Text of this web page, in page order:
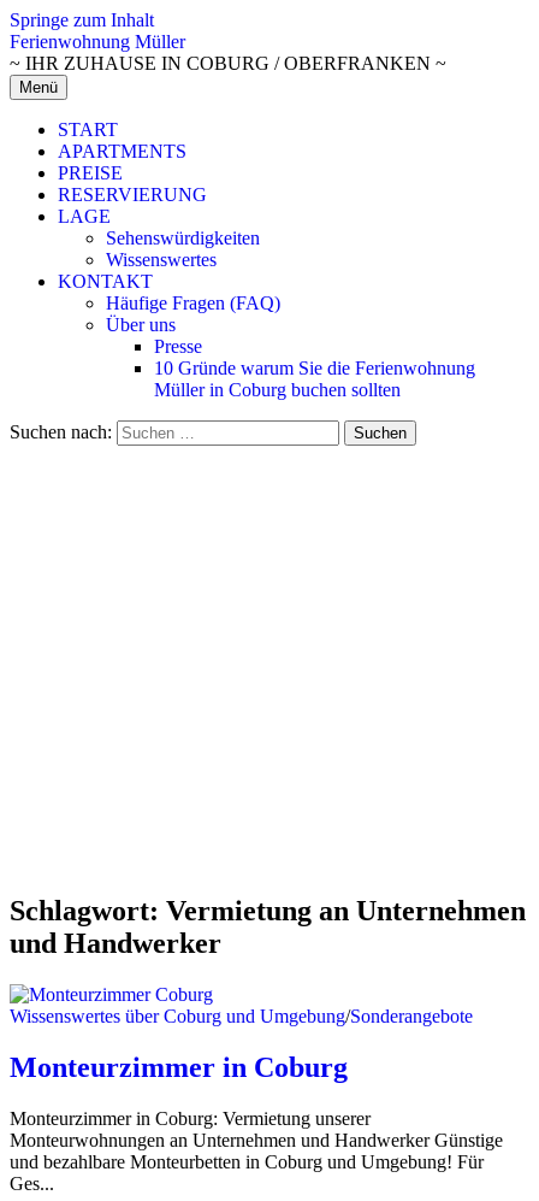
Springe zum Inhalt
Ferienwohnung Müller
~ IHR ZUHAUSE IN COBURG / OBERFRANKEN ~
Menü
START
APARTMENTS
PREISE
RESERVIERUNG
LAGE
Sehenswürdigkeiten
Wissenswertes
KONTAKT
Häufige Fragen (FAQ)
Über uns
Presse
10 Gründe warum Sie die Ferienwohnung
Müller in Coburg buchen sollten
Suchen nach:
Schlagwort: Vermietung an Unternehmen
und Handwerker
Wissenswertes über Coburg und Umgebung/Sonderangebote
Monteurzimmer in Coburg
Monteurzimmer in Coburg: Vermietung unserer
Monteurwohnungen an Unternehmen und Handwerker Günstige
und bezahlbare Monteurbetten in Coburg und Umgebung! Für
Ges...